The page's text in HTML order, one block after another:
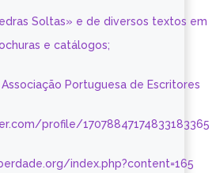
Soltas» e de diversos textos em
e catálogos;
Associação Portuguesa de Escritores
profile/17078847174833183365
index.php?content=165